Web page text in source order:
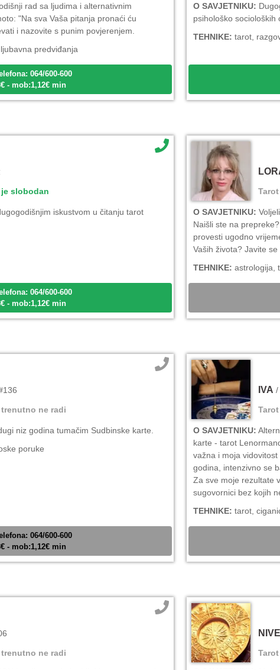
rad sa ljudima i alternativnim
"Na sva Vaša pitanja pronaći ću
i nazovite s punim povjerenjem.
predviđanja
064/600-600
- mob:1,12€ min
O SAVJETNIKU:
psihološko socioloških
TEHNIKE: tarot,
slobodan
iskustvom u čitanju tarot
064/600-600
- mob:1,12€ min
O SAVJETNIKU:
Naišli ste na
provesti ugodno
Vaših života? Javite se
TEHNIKE: astrologija,
ne radi
niz godina tumačim Sudbinske karte.
poruke
064/600-600
- mob:1,12€ min
IVA /
O SAVJETNIKU:
karte - tarot
važna i moja
godina, intenzivno se
Za sve moje rezultate
sugovornici bez kojih
TEHNIKE: tarot,
ne radi